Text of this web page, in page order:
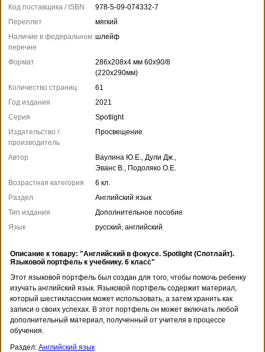
Код поставщика / ISBN
978-5-09-074332-7
Переплет
мягкий
Наличие в федеральном
перечне
шлейф
Формат
286x208x4 мм 60x90/8
(220x290мм)
Количество страниц
61
Год издания
2021
Серия
Spotlight
Издательство /
производитель
Просвещение
Автор
Ваулина Ю.Е., Дули Дж.,
Эванс В., Подоляко О.Е.
Возрастная категория
6 кл.
Раздел
Английский язык
Тип издания
Дополнительное пособие
Язык
русский, английский
Описание к товару: "Английский в фокусе. Spotlight (Спотлайт).
Языковой портфель к учебнику. 6 класс"
Этот языковой портфель был создан для того, чтобы помочь ребенку
изучать английский язык. Языковой портфель содержит материал,
который шестиклассник может использовать, а затем хранить как
записи о своих успехах. В этот портфель он может включать любой
дополнительный материал, полученный от учителя в процессе
обучения.
Раздел: Английский язык